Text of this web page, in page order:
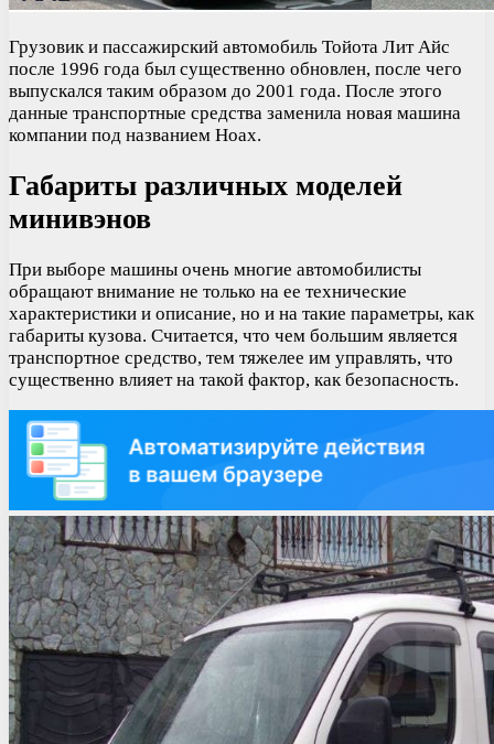
Грузовик и пассажирский автомобиль Тойота Лит Айс
после 1996 года был существенно обновлен, после чего
выпускался таким образом до 2001 года. После этого
данные транспортные средства заменила новая машина
компании под названием Ноах.
Габариты различных моделей
минивэнов
При выборе машины очень многие автомобилисты
обращают внимание не только на ее технические
характеристики и описание, но и на такие параметры, как
габариты кузова. Считается, что чем большим является
транспортное средство, тем тяжелее им управлять, что
существенно влияет на такой фактор, как безопасность.